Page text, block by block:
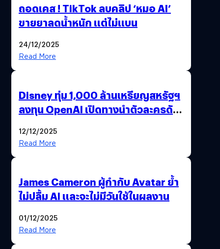
ถอดเคส ! TikTok ลบคลิป ‘หมอ AI’
ขายยาลดน้ำหนัก แต่ไม่แบน
24/12/2025
Read More
Disney ทุ่ม 1,000 ล้านเหรียญสหรัฐฯ
ลงทุน OpenAI เปิดทางนำตัวละครดัง
12/12/2025
Read More
James Cameron ผู้กำกับ Avatar ย้ำ
ไม่ปลื้ม AI และจะไม่มีวันใช้ในผลงาน
01/12/2025
Read More